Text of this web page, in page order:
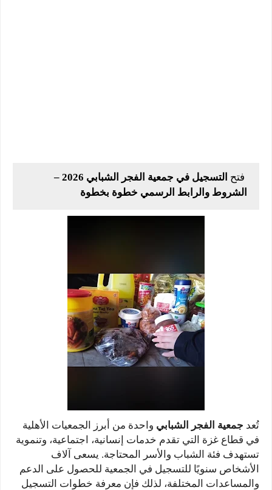
فتح
التسجيل في جمعية الفجر الشبابي 2026 –
الشروط والرابط الرسمي خطوة بخطوة
تُعد جمعية الفجر الشبابي واحدة من أبرز الجمعيات الأهلية
في قطاع غزة التي تقدم خدمات إنسانية، اجتماعية، وتنموية
تستهدف فئة الشباب والأسر المحتاجة. يسعى آلاف
الأشخاص سنويًا للتسجيل في الجمعية للحصول على الدعم
والمساعدات المختلفة، لذلك فإن معرفة خطوات التسجيل